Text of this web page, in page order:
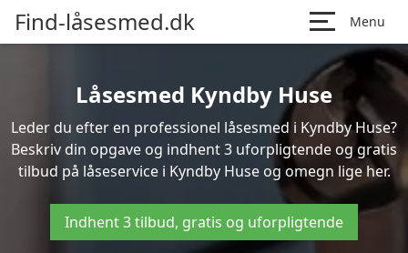
Find-låsesmed.dk Menu
Låsesmed Kyndby Huse
Leder du efter en professionel låsesmed i Kyndby Huse?
Beskriv din opgave og indhent 3 uforpligtende og gratis
tilbud på låseservice i Kyndby Huse og omegn lige her.
Indhent 3 tilbud, gratis og uforpligtende